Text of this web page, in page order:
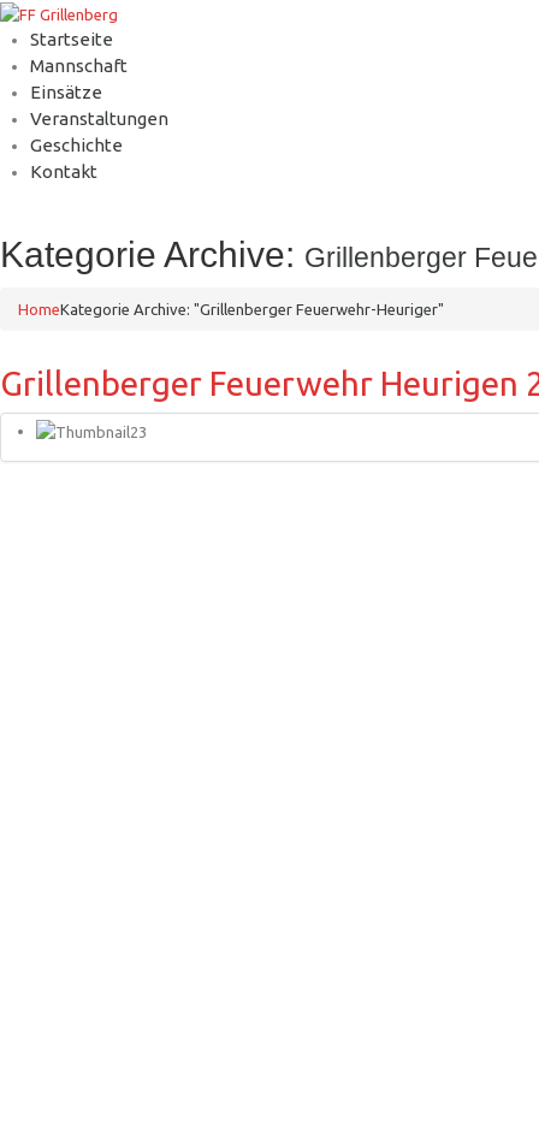
Startseite
Mannschaft
Einsätze
Veranstaltungen
Geschichte
Kontakt
Kategorie Archive: Grillenberger
HomeKategorie Archive: "Grillenberger Feuerwehr-Heuriger"
Grillenberger Feuerwehr Heurigen